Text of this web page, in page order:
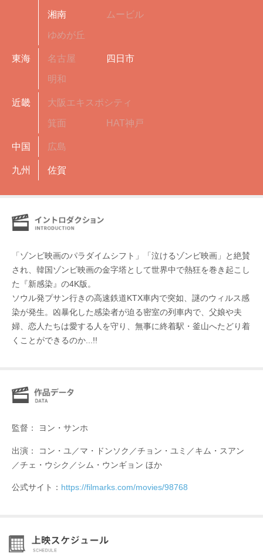
湘南 ムービル
ゆめが丘
東海 名古屋 四日市
明和
近畿 大阪エキスポシティ
箕面 HAT神戸
中国 広島
九州 佐賀
「ゾンビ映画のパラダイムシフト」「泣けるゾンビ映画」と絶賛
され、韓国ゾンビ映画の金字塔として世界中で熱狂を巻き起こし
た『新感染』の4K版。
ソウル発プサン行きの⾼速鉄道KTX⾞内で突如、謎のウィルス感
染が発生。凶暴化した感染者が迫る密室の列車内で、父娘や夫
婦、恋人たちは愛する人を守り、無事に終着駅・釜山へたどり着
くことができるのか...!!
監督： ヨン・サンホ
出演： コン・ユ／マ・ドンソク／チョン・ユミ／キム・スアン
／チェ・ウシク／シム・ウンギョン ほか
公式サイト： https://filmarks.com/movies/98768